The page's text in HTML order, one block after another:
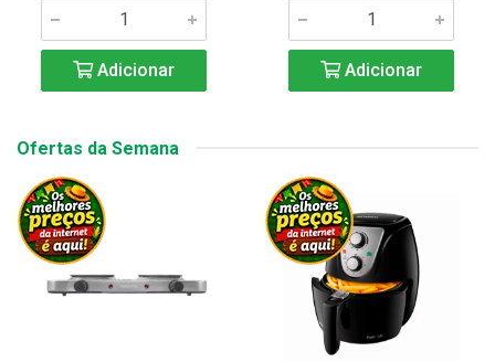
Adicionar Adicionar
Ofertas da Semana